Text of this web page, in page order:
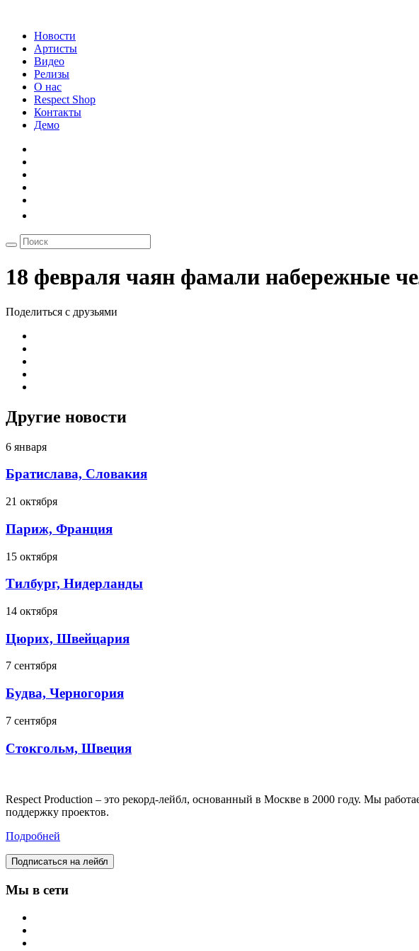
Новости
Артисты
Видео
Релизы
О нас
Respect Shop
Контакты
Демо
18 февраля чаян фамали набережные
Поделиться с друзьями
Другие новости
6 января
Братислава, Словакия
21 октября
Париж, Франция
15 октября
Тилбург, Нидерланды
14 октября
Цюрих, Швейцария
7 сентября
Будва, Черногория
7 сентября
Стокгольм, Швеция
Respect Production – это рекорд-лейбл, основанный в Москве в 2000 году. Мы
поддержку проектов.
Подробней
Подписаться на лейбл
Мы в сети